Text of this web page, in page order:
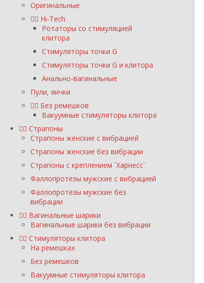
Оригинальные
Hi-Tech
Ротаторы со стимуляцией
клитора
Стимуляторы точки G
Стимуляторы точки G и клитора
Анально-вагинальные
Пули, яички
Без ремешков
Вакуумные стимуляторы клитора
Страпоны
Страпоны женские с вибрацией
Страпоны женские без вибрации
Страпоны с креплением `Харнесс`
Фаллопротезы мужские с вибрацией
Фаллопротезы мужские без
вибрации
Вагинальные шарики
Вагинальные шарики без вибрации
Стимуляторы клитора
На ремешках
Без ремешков
Вакуумные стимуляторы клитора